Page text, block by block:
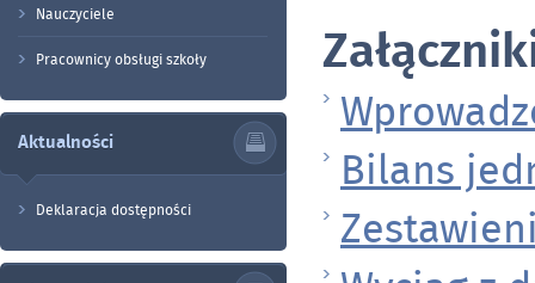
Nauczyciele
Pracownicy obsługi szkoły
Aktualności
Deklaracja dostępności
Bilans